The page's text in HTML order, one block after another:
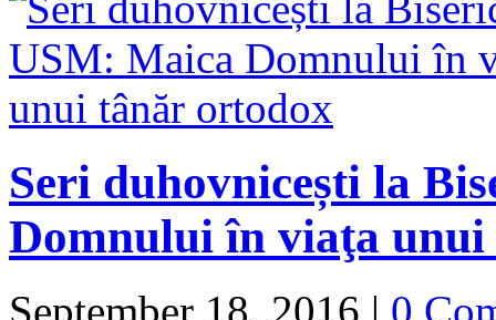
Seri duhovnicești la
Domnului în viaţa
September 18, 2016 | 0